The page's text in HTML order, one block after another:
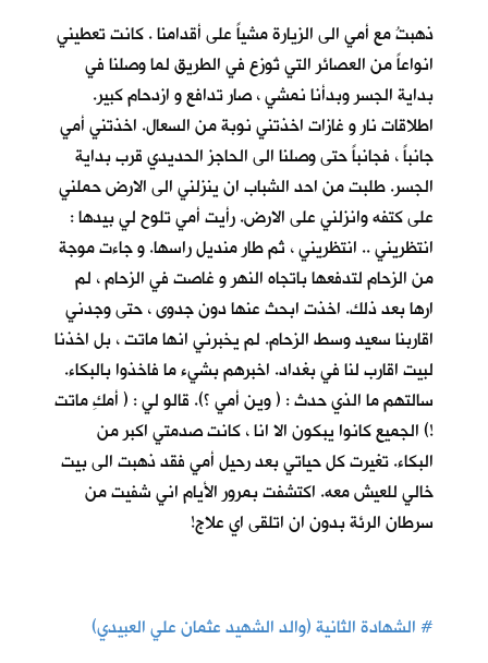
ذهبتُ مع أمي الى الزيارة مشياً على أقدامنا . كانت تعطيني
انواعاً من العصائر التي تُوزع في الطريق لما وصلنا في
بداية الجسر وبدأنا نمشي ، صار تدافع و ازدحام كبير.
اطلاقات نار و غازات اخذتني نوبة من السعال. اخذتني أمي
جانباً ، فجانباً حتى وصلنا الى الحاجز الحديدي قرب بداية
الجسر. طلبت من احد الشباب ان ينزلني الى الارض حملني
على كتفه وانزلني على الارض. رأيت أمي تلوح لي بيدها :
انتظريني .. انتظريني ، ثم طار منديل راسها. و جاءت موجة
من الزحام لتدفعها باتجاه النهر و غاصت في الزحام ، لم
ارها بعد ذلك. اخذت ابحث عنها دون جدوى ، حتى وجدني
اقاربنا سعيد وسط الزحام. لم يخبرني انها ماتت ، بل اخذنا
لبيت اقارب لنا في بغداد. اخبرهم بشيء ما فاخذوا بالبكاء.
سالتهم ما الذي حدث : ( وين أمي ؟). قالو لي : ( أمكِ ماتت
!) الجميع كانوا يبكون الا انا ، كانت صدمتي اكبر من
البكاء. تغيرت كل حياتي بعد رحيل أمي فقد ذهبت الى بيت
خالي للعيش معه. اكتشفت بمرور الأيام اني شفيت من
سرطان الرئة بدون ان اتلقى اي علاج!
#الشهادة الثانية (والد الشهيد عثمان علي العبيدي)